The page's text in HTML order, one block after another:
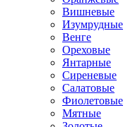
Вишневые
Изумрудные
Венге
Ореховые
Янтарные
Сиреневые
Салатовые
Фиолетовые
Мятные